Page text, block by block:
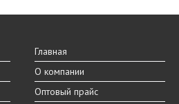
Главная
О компании
Оптовый прайс